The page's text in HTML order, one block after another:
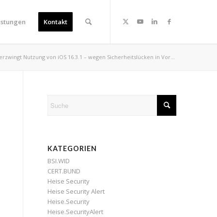
Kontakt
Nutzung von iOS 16.3.1 – wegen Sicherheitslücken in Vor...
KATEGORIEN
BSI.WID
CERT.BUND
Heise Security
Heise Security Alert
Heise.Security
Heise.SecurityAlert